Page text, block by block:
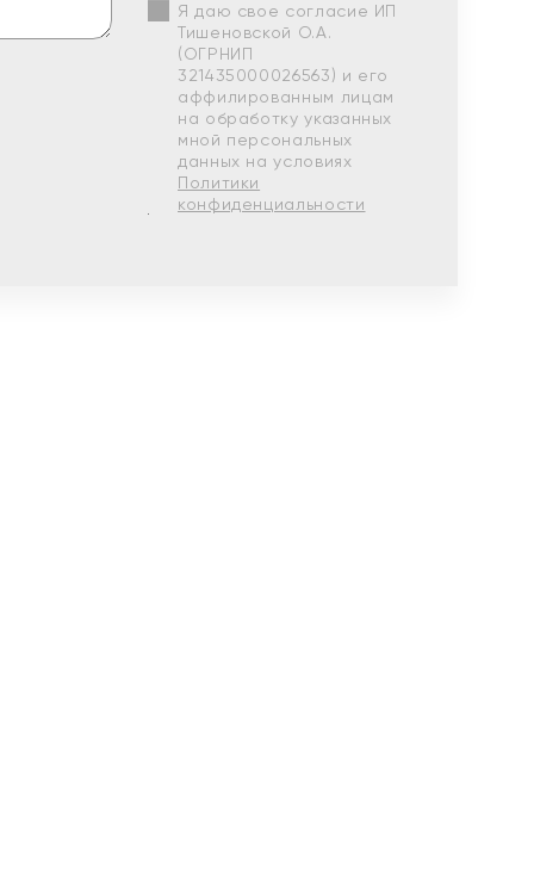
Я даю свое согласие ИП
Тишеновской О.А.
(ОГРНИП
321435000026563) и его
аффилированным лицам
на обработку указанных
мной персональных
данных на условиях
Политики
конфиденциальности